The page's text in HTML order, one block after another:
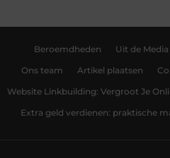
Beroemdheden Uit de Media
Ons team Artikel plaatsen
Website Linkbuilding: Vergroot Je
Extra geld verdienen: praktische